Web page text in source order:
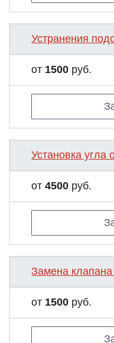
Устранения
от 1500 руб.
Установка угла
от 4500 руб.
Замена
от 1500 руб.